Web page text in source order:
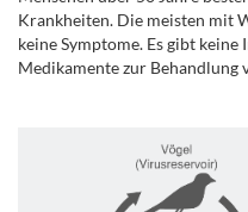
Krankheiten. Die meisten mit
keine Symptome. Es gibt
Medikamente zur